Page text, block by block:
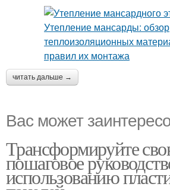
читать дальше →
Вас может
Трансформируйте
пошаговое
использованию